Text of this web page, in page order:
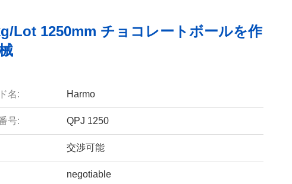
Lot 1250mm チョコレートボールを作
名: Harmo
号: QPJ 1250
交渉可能
negotiable